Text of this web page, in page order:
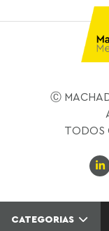
Ⓒ
TODOS
CATEGORIAS